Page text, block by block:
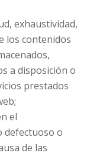
exhaustividad,
los contenidos
a disposición o
prestados
el
defectuoso o
de las